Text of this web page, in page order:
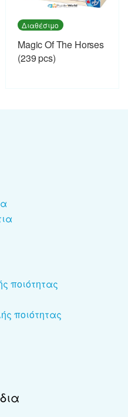
Διαθέσιμο
Magic Of The Horses
(239 pcs)
ποιότητας
ποιότητας